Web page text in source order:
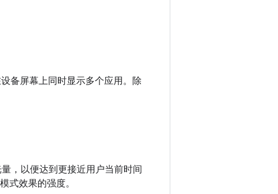
备屏幕上同时显示多个应用。除
，以便达到更接近用户当前时间
式效果的强度。